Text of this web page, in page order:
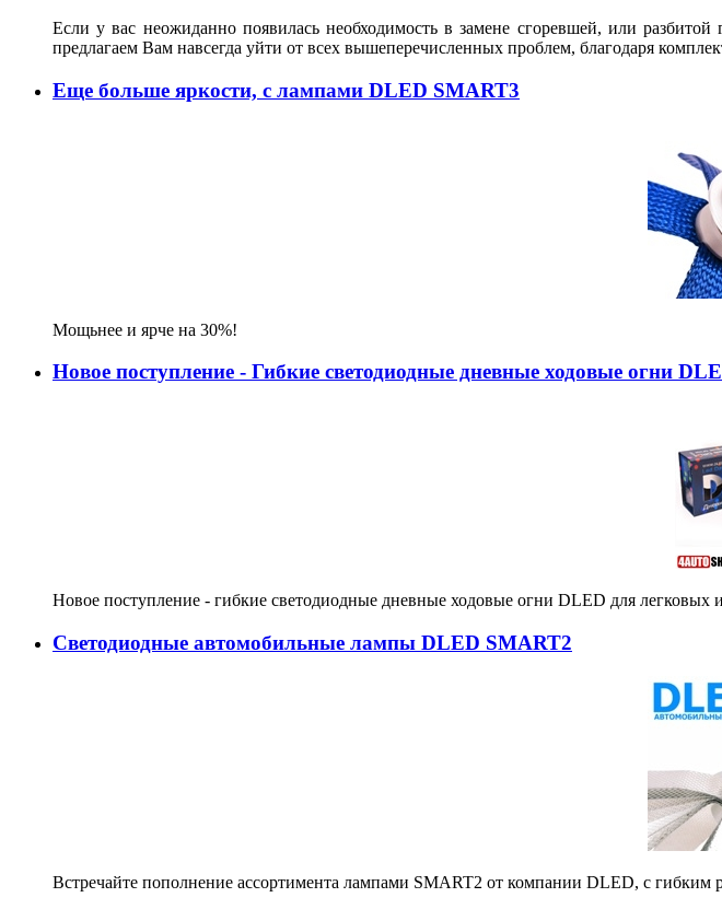
Если у вас неожиданно появилась необходимость в замене сгоревшей, или
предлагаем Вам навсегда уйти от всех вышеперечисленных проблем, благодаря
Еще больше яркости, с лампами DLED SMART3
Мощьнее и ярче на 30%!
Новое поступление - Гибкие светодиодные дневные ходовые огни
Новое поступление - гибкие светодиодные дневные ходовые огни DLED для
Светодиодные автомобильные лампы DLED SMART2
Встречайте пополнение ассортимента лампами SMART2 от компании DLED, с гибким